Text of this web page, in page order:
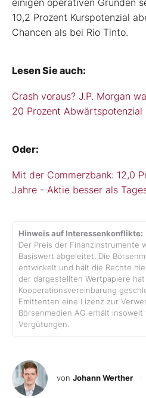
10,2 Prozent Kurspotenzial
Chancen als bei Rio Tinto.
Lesen Sie auch:
Crash voraus? J.P. Morgan
20 Prozent Abwärtspotenzial
Oder:
Mit der Commerzbank: 12,0
Jahre - Aktie besser als
Hinweis auf Interessenkonflikte:
Der Preis der Finanzinstrumente
Basiswert abgeleitet. Die
entwickelt und hält die Rechte
der dargestellten Wertpapiere
Kooperationsvereinbarung
Emittenten eine Lizenz zur
Börsenmedien AG erhält
Vergütungen.
von Johann Werther